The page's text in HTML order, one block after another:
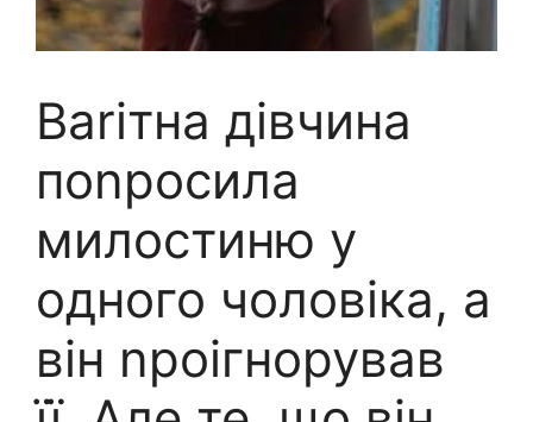
Ваrітна дівчина
поnросила
милостиню у
одного чоловіка, а
він nроігнорував